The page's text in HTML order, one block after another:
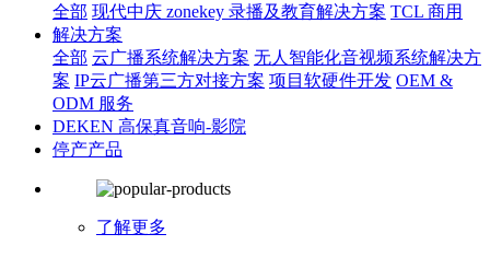
全部 现代中庆 zonekey 录播及教育解决方案 TCL 商用
解决方案
全部 云广播系统解决方案 无人智能化音视频系统解决方
案 IP云广播第三方对接方案 项目软硬件开发 OEM &
ODM 服务
DEKEN 高保真音响-影院
停产产品
了解更多